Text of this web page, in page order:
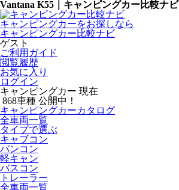
Vantana K55｜キャンピングカー比較ナビ
キャンピングカーをお探しなら
キャンピングカー比較ナビ
ゲスト
ご利用ガイド
閲覧履歴
お気に入り
ログイン
キャンピングカー 現在
868車種 公開中！
キャンピングカーカタログ
全車両一覧
タイプで選ぶ
キャブコン
バンコン
軽キャン
バスコン
トレーラー
全車両一覧